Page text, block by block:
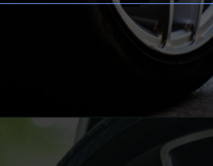
https://xn--talleresmuozborlaff-43b.es/neumaticos/